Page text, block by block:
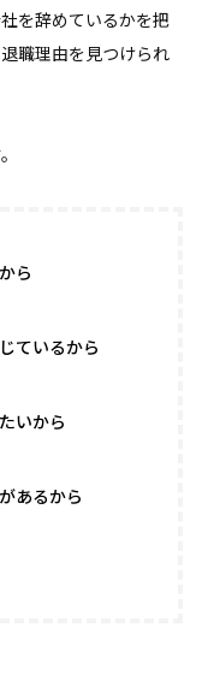
を辞めているかを把
職理由を見つけられ
ら
ているから
いから
あるから